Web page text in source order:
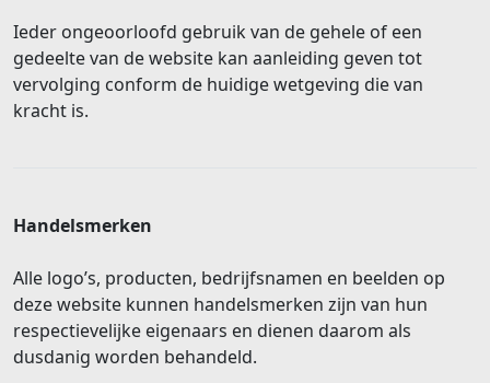
Ieder ongeoorloofd gebruik van de gehele of een
gedeelte van de website kan aanleiding geven tot
vervolging conform de huidige wetgeving die van
kracht is.
Handelsmerken
Alle logo’s, producten, bedrijfsnamen en beelden op
deze website kunnen handelsmerken zijn van hun
respectievelijke eigenaars en dienen daarom als
dusdanig worden behandeld.